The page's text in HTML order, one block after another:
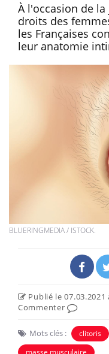
À l'occasion de
droits des
les Françaises
leur anatomie
BLUERINGMEDIA / ISTOCK.
Publié le 07.03.2021
Commenter
Mots clés : clitoris
masse musculaire